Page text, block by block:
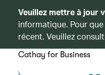
Veuillez mettre à jour
informatique. Pour
récent. Veuillez
Cathay for Business